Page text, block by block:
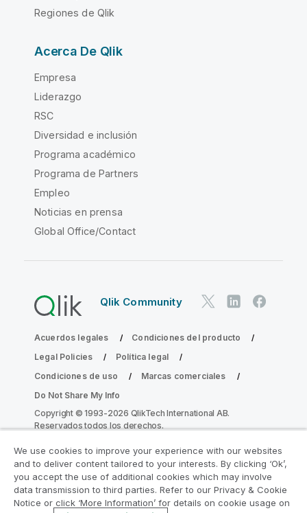
Regiones de Qlik
Acerca De Qlik
Empresa
Liderazgo
RSC
Diversidad e inclusión
Programa académico
Programa de Partners
Empleo
Noticias en prensa
Global Office/Contact
Qlik Community
Acuerdos legales
Condiciones del producto
Legal Policies
Política legal
Condiciones de uso
Marcas comerciales
Do Not Share My Info
Copyright © 1993-2026 QlikTech International AB.
Reservados todos los derechos.
Únase al Programa de modernización de
la analítica
We use cookies to improve your experience with our websites
and to deliver content tailored to your interests. By clicking ‘Ok’,
you accept the use of additional cookies which may involve
data transmission to third parties. Refer to our Privacy & Cookie
Notice or click ‘More Information’ for details on cookie usage on